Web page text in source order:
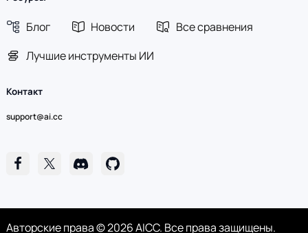
Блог Новости
Все сравнения
Лучшие инструменты ИИ
Контакт
support@ai.cc
Авторские права © 2026 AICC. Все права защищены.